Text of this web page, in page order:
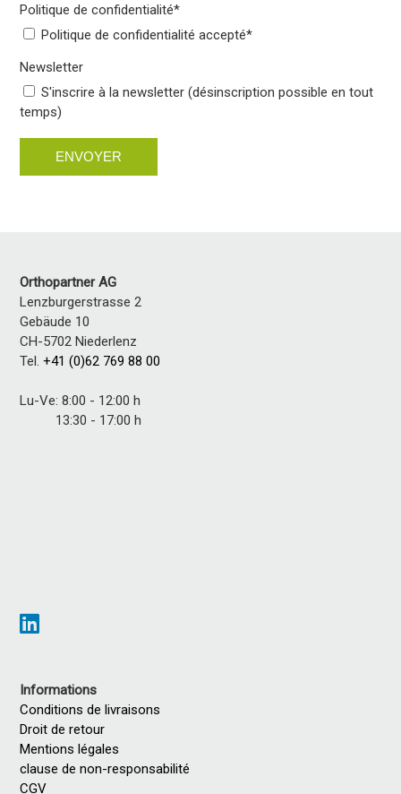
Politique de confidentialité*
Politique de confidentialité accepté*
Newsletter
S'inscrire à la newsletter (désinscription possible en tout
temps)
ENVOYER
Orthopartner AG
Lenzburgerstrasse 2
Gebäude 10
CH-5702 Niederlenz
Tel.+41 (0)62 769 88 00
Lu-Ve: 8:00 - 12:00 h
13:30 - 17:00 h
Informations
Conditions de livraisons
Droit de retour
Mentions légales
clause de non-responsabilité
CGV